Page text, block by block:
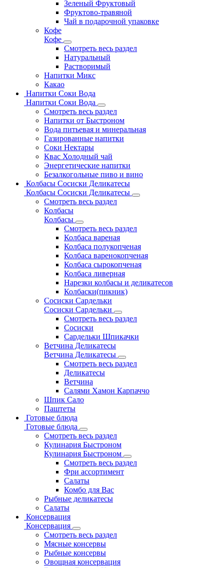
Зеленый Фруктовый
Фруктово-травяной
Чай в подарочной упаковке
Кофе
Кофе
Смотреть весь раздел
Натуральный
Растворимый
Напитки Микс
Какао
Напитки Соки Вода
Напитки Соки Вода
Смотреть весь раздел
Напитки от Быстроном
Вода питьевая и минеральная
Газированные напитки
Соки Нектары
Квас Холодный чай
Энергетические напитки
Безалкогольные пиво и вино
Колбасы Сосиски Деликатесы
Колбасы Сосиски Деликатесы
Смотреть весь раздел
Колбасы
Колбасы
Смотреть весь раздел
Колбаса вареная
Колбаса полукопченая
Колбаса варенокопченая
Колбаса сырокопченая
Колбаса ливерная
Нарезки колбасы и деликатесов
Колбаски(пикник)
Сосиски Сардельки
Сосиски Сардельки
Смотреть весь раздел
Сосиски
Сардельки Шпикачки
Ветчина Деликатесы
Ветчина Деликатесы
Смотреть весь раздел
Деликатесы
Ветчина
Салями Хамон Карпаччо
Шпик Сало
Паштеты
Готовые блюда
Готовые блюда
Смотреть весь раздел
Кулинария Быстроном
Кулинария Быстроном
Смотреть весь раздел
Фри ассортимент
Салаты
Комбо для Вас
Рыбные деликатесы
Салаты
Консервация
Консервация
Смотреть весь раздел
Мясные консервы
Рыбные консервы
Овощная консервация